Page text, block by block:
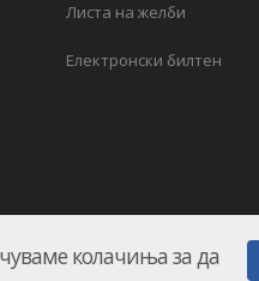
Листа на желби
Електронски билтен
колачиња за да